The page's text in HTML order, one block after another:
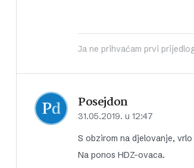
Ja ne prihvaćam prvi
Posejdon
31.05.2019. u 12:47
S obzirom na djelovanje,
Na ponos HDZ-ovaca.